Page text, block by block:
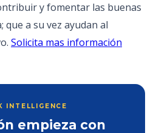
y fomentar las buenas
que a su vez ayudan al
Solicita mas información
INTELLIGENCE
empieza con